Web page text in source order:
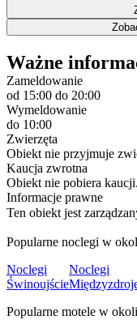
Ważne
Zameldowanie
od 15:00 do 20:00
Wymeldowanie
do 10:00
Zwierzęta
Obiekt nie przyjmuje
Kaucja zwrotna
Obiekt nie pobiera kaucji.
Informacje prawne
Ten obiekt jest
Popularne noclegi w
Noclegi
Świnoujście
Noclegi
Popularne motele w